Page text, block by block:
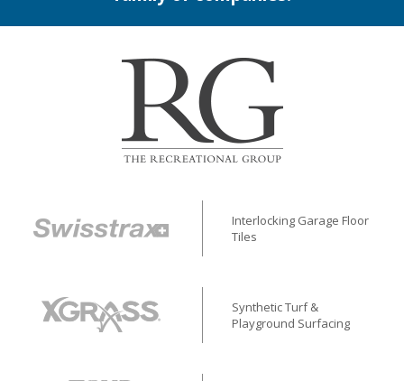
Interlocking Garage Floor
Tiles
Synthetic Turf &
Playground Surfacing